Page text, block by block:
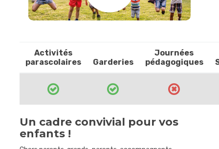
Cours
adultes
Pour
les
écoles
Brochures
Journées
sportives
Activités
parascolaires
Garderies
Journées
pédagogiques
Un cadre convivial pour vos
enfants !